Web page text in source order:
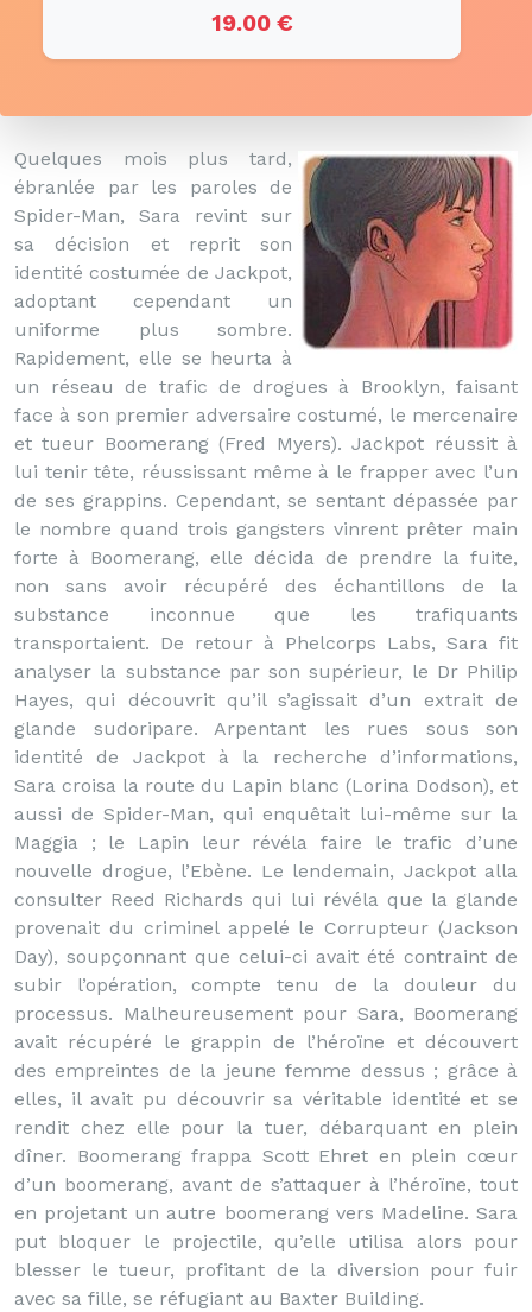
19.00 €
Quelques mois plus tard,
ébranlée par les paroles de
Spider-Man, Sara revint sur
sa décision et reprit son
identité costumée de Jackpot,
adoptant cependant un
uniforme plus sombre.
Rapidement, elle se heurta à
un réseau de trafic de drogues à Brooklyn, faisant
face à son premier adversaire costumé, le mercenaire
et tueur Boomerang (Fred Myers). Jackpot réussit à
lui tenir tête, réussissant même à le frapper avec l’un
de ses grappins. Cependant, se sentant dépassée par
le nombre quand trois gangsters vinrent prêter main
forte à Boomerang, elle décida de prendre la fuite,
non sans avoir récupéré des échantillons de la
substance inconnue que les trafiquants
transportaient. De retour à Phelcorps Labs, Sara fit
analyser la substance par son supérieur, le Dr Philip
Hayes, qui découvrit qu’il s’agissait d’un extrait de
glande sudoripare. Arpentant les rues sous son
identité de Jackpot à la recherche d’informations,
Sara croisa la route du Lapin blanc (Lorina Dodson), et
aussi de Spider-Man, qui enquêtait lui-même sur la
Maggia ; le Lapin leur révéla faire le trafic d’une
nouvelle drogue, l’Ebène. Le lendemain, Jackpot alla
consulter Reed Richards qui lui révéla que la glande
provenait du criminel appelé le Corrupteur (Jackson
Day), soupçonnant que celui-ci avait été contraint de
subir l’opération, compte tenu de la douleur du
processus. Malheureusement pour Sara, Boomerang
avait récupéré le grappin de l’héroïne et découvert
des empreintes de la jeune femme dessus ; grâce à
elles, il avait pu découvrir sa véritable identité et se
rendit chez elle pour la tuer, débarquant en plein
dîner. Boomerang frappa Scott Ehret en plein cœur
d’un boomerang, avant de s’attaquer à l’héroïne, tout
en projetant un autre boomerang vers Madeline. Sara
put bloquer le projectile, qu’elle utilisa alors pour
blesser le tueur, profitant de la diversion pour fuir
avec sa fille, se réfugiant au Baxter Building.